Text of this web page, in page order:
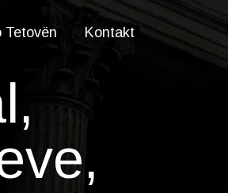
Tetovën Kontakt